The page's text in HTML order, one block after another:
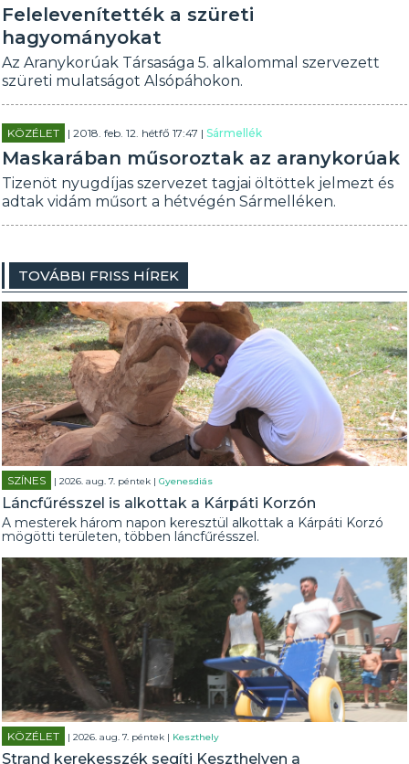
Felelevenítették a szüreti
hagyományokat
Az Aranykorúak Társasága 5. alkalommal szervezett
szüreti mulatságot Alsópáhokon.
KÖZÉLET | 2018. feb. 12. hétfő 17:47 |Sármellék
Maskarában műsoroztak az aranykorúak
Tizenöt nyugdíjas szervezet tagjai öltöttek jelmezt és
adtak vidám műsort a hétvégén Sármelléken.
TOVÁBBI FRISS HÍREK
SZÍNES | 2026. aug. 7. péntek |Gyenesdiás
Láncfűrésszel is alkottak a Kárpáti Korzón
A mesterek három napon keresztül alkottak a Kárpáti Korzó
mögötti területen, többen láncfűrésszel.
KÖZÉLET | 2026. aug. 7. péntek | Keszthely
Strand kerekesszék segíti Keszthelyen a